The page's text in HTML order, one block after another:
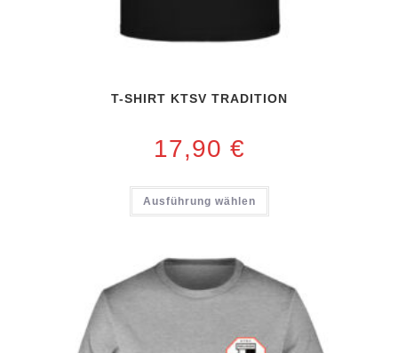
T-SHIRT KTSV TRADITION
17,90 €
Ausführung wählen